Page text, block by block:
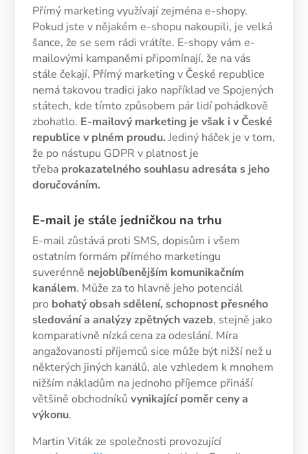
Přímý marketing využívají zejména e-shopy.
Pokud jste v nějakém e-shopu nakoupili, je velká
šance, že se sem rádi vrátíte. E-shopy vám e-
mailovými kampaněmi připomínají, že na vás
stále čekají. Přímý marketing v České republice
nemá takovou tradici jako například ve Spojených
státech, kde tímto způsobem pár lidí pohádkově
zbohatlo. E-mailový marketing je však i v České
republice v plném proudu. Jediný háček je v tom,
že po nástupu GDPR v platnost je
třeba prokazatelného souhlasu adresáta s jeho
doručováním.
E-mail je stále jedničkou na trhu
E-mail zůstává proti SMS, dopisům i všem
ostatním formám přímého marketingu
suverénně nejoblíbenějším komunikačním
kanálem. Může za to hlavně jeho potenciál
pro bohatý obsah sdělení, schopnost přesného
sledování a analýzy zpětných vazeb, stejně jako
komparativně nízká cena za odeslání. Míra
angažovanosti příjemců sice může být nižší než u
některých jiných kanálů, ale vzhledem k mnohem
nižším nákladům na jednoho příjemce přináší
většině obchodníkůvynikající poměr ceny a
výkonu.
Martin Viták ze společnosti provozující